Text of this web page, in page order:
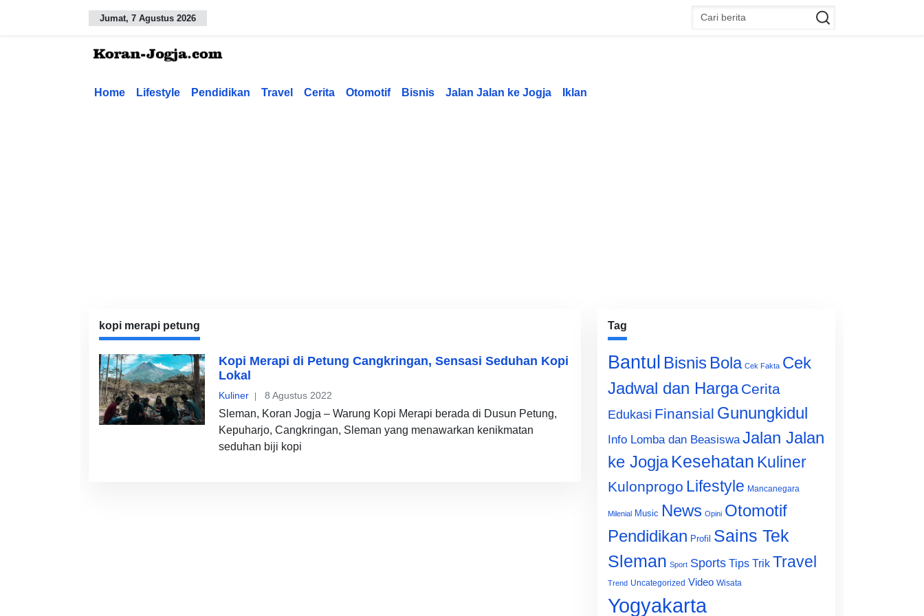
Jumat, 7 Agustus 2026
Home Lifestyle Pendidikan Travel Cerita Otomotif Bisnis Jalan Jalan ke Jogja Iklan
kopi merapi petung
Kopi Merapi di Petung Cangkringan, Sensasi Seduhan Kopi
Lokal
Kuliner 8 Agustus 2022
Sleman, Koran Jogja – Warung Kopi Merapi berada di Dusun Petung,
Kepuharjo, Cangkringan, Sleman yang menawarkan kenikmatan
seduhan biji kopi
Tag
Bantul Bisnis Bola Cek Fakta Cek
Jadwal dan Harga Cerita
Edukasi Finansial Gunungkidul
Info Lomba dan Beasiswa Jalan Jalan
ke Jogja Kesehatan Kuliner
Kulonprogo Lifestyle Mancanegara
Milenial Music News Opini Otomotif
Pendidikan Profil Sains Tek
Sleman Sport Sports Tips Trik Travel
Trend Uncategorized Video Wisata
Yogyakarta